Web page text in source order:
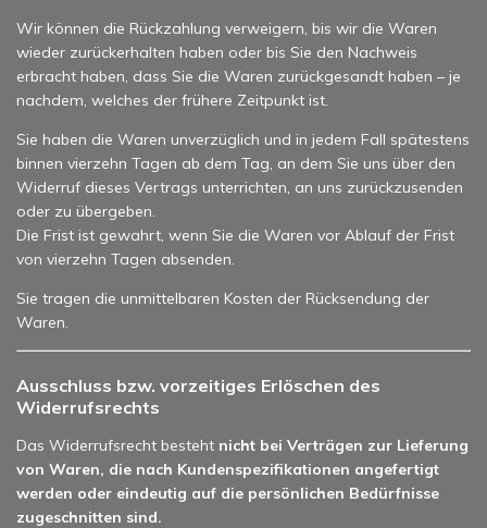
Wir können die Rückzahlung verweigern, bis wir die Waren
wieder zurückerhalten haben oder bis Sie den Nachweis
erbracht haben, dass Sie die Waren zurückgesandt haben – je
nachdem, welches der frühere Zeitpunkt ist.
Sie haben die Waren unverzüglich und in jedem Fall spätestens
binnen vierzehn Tagen ab dem Tag, an dem Sie uns über den
Widerruf dieses Vertrags unterrichten, an uns zurückzusenden
oder zu übergeben.
Die Frist ist gewahrt, wenn Sie die Waren vor Ablauf der Frist
von vierzehn Tagen absenden.
Sie tragen die unmittelbaren Kosten der Rücksendung der
Waren.
Ausschluss bzw. vorzeitiges Erlöschen des
Widerrufsrechts
Das Widerrufsrecht besteht nicht bei Verträgen zur Lieferung
von Waren, die nach Kundenspezifikationen angefertigt
werden oder eindeutig auf die persönlichen Bedürfnisse
zugeschnitten sind.